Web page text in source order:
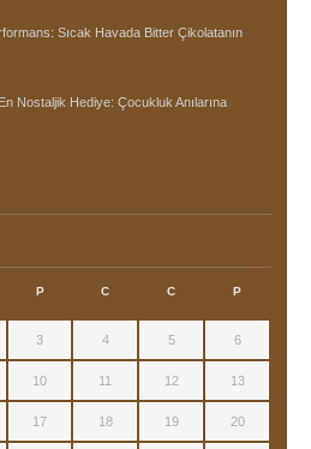
Sıcak Havada Bitter Çikolatanın
Nostaljik Hediye: Çocukluk Anılarına
P C C P
3 4 5 6
10 11 12 13
17 18 19 20